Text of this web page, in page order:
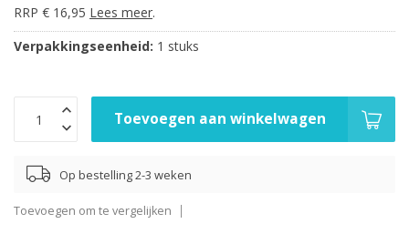
RRP € 16,95 Lees meer.
Verpakkingseenheid: 1 stuks
Toevoegen aan winkelwagen
Op bestelling 2-3 weken
Toevoegen om te vergelijken